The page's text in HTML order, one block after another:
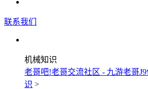
联系我们
机械知识
老哥吧!老哥交流社区 - 九游老哥J9
识 >